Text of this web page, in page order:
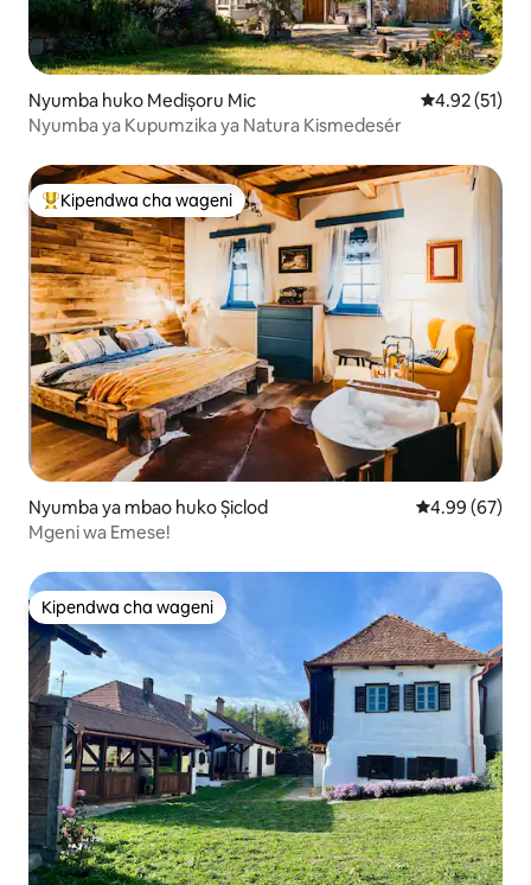
Nyumba huko Medișoru Mic Ukadiriaji wa
4.92 (51)
Nyumba ya Kupumzika ya Natura Kismedesér
Kipendwa maarufu cha wageni
Kipendwa cha wageni
Nyumba ya mbao huko Șiclod Ukadiriaji wa
4.99 (67)
Mgeni wa Emese!
Kipendwa cha wageni
Kipendwa cha wageni